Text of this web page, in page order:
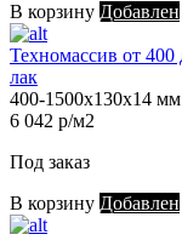
В корзину Добавлен
Техномассив от
лак
400-1500х130х14 мм
6 042 р/м2
Под заказ
В корзину Добавлен